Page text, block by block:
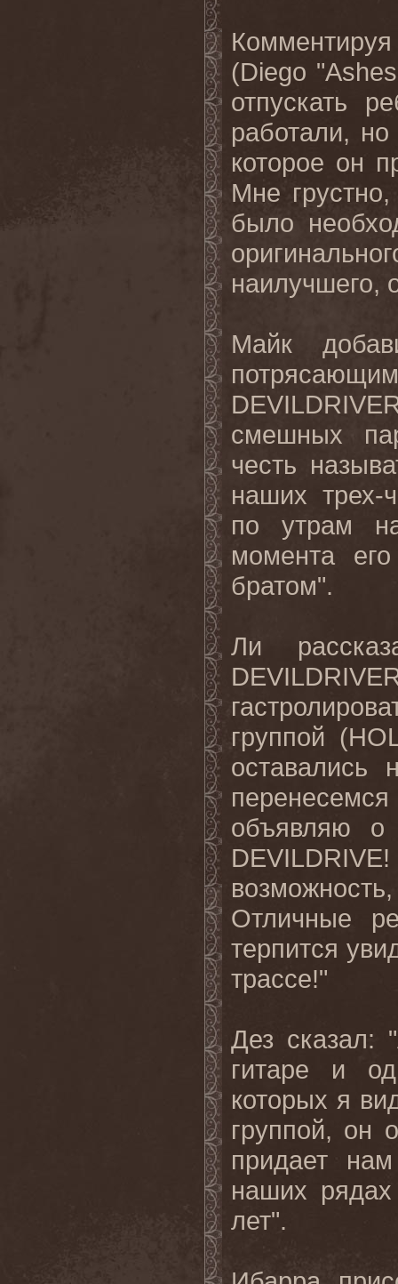
(Diego "Ashes
отпускать
работали,
которое он
Мне
было
наилучшего,
Майк
смешных
честь
наших трех-
по утрам
момента
братом".
Ли
группой (
оставались
объявляю о
DEVILDRIVE
Отличные
терпится
трассе!"
Дез сказал:
гитаре и
которых я
группой, он
придает
наших
лет".